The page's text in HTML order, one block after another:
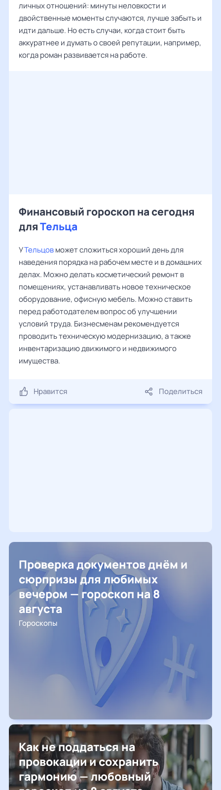
личных отношений: минуты неловкости и
двойственные моменты случаются, лучше забыть и
идти дальше. Но есть случаи, когда стоит быть
аккуратнее и думать о своей репутации, например,
когда роман развивается на работе.
Финансовый гороскоп на сегодня
дляТельца
УТельцовможет сложиться хороший день для
наведения порядка на рабочем месте и в домашних
делах. Можно делать косметический ремонт в
помещениях, устанавливать новое техническое
оборудование, офисную мебель. Можно ставить
перед работодателем вопрос об улучшении
условий труда. Бизнесменам рекомендуется
проводить техническую модернизацию, а также
инвентаризацию движимого и недвижимого
имущества.
Нравится Поделиться
Проверка документов днём и
сюрпризы для любимых
вечером — гороскоп на 8
августа
Гороскопы
Как не поддаться на
провокации и сохранить
гармонию — любовный